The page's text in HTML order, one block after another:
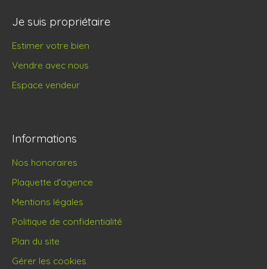
Je suis propriétaire
Estimer votre bien
Vendre avec nous
Espace vendeur
Informations
Nos honoraires
Plaquette d'agence
Mentions légales
Politique de confidentialité
Plan du site
Gérer les cookies